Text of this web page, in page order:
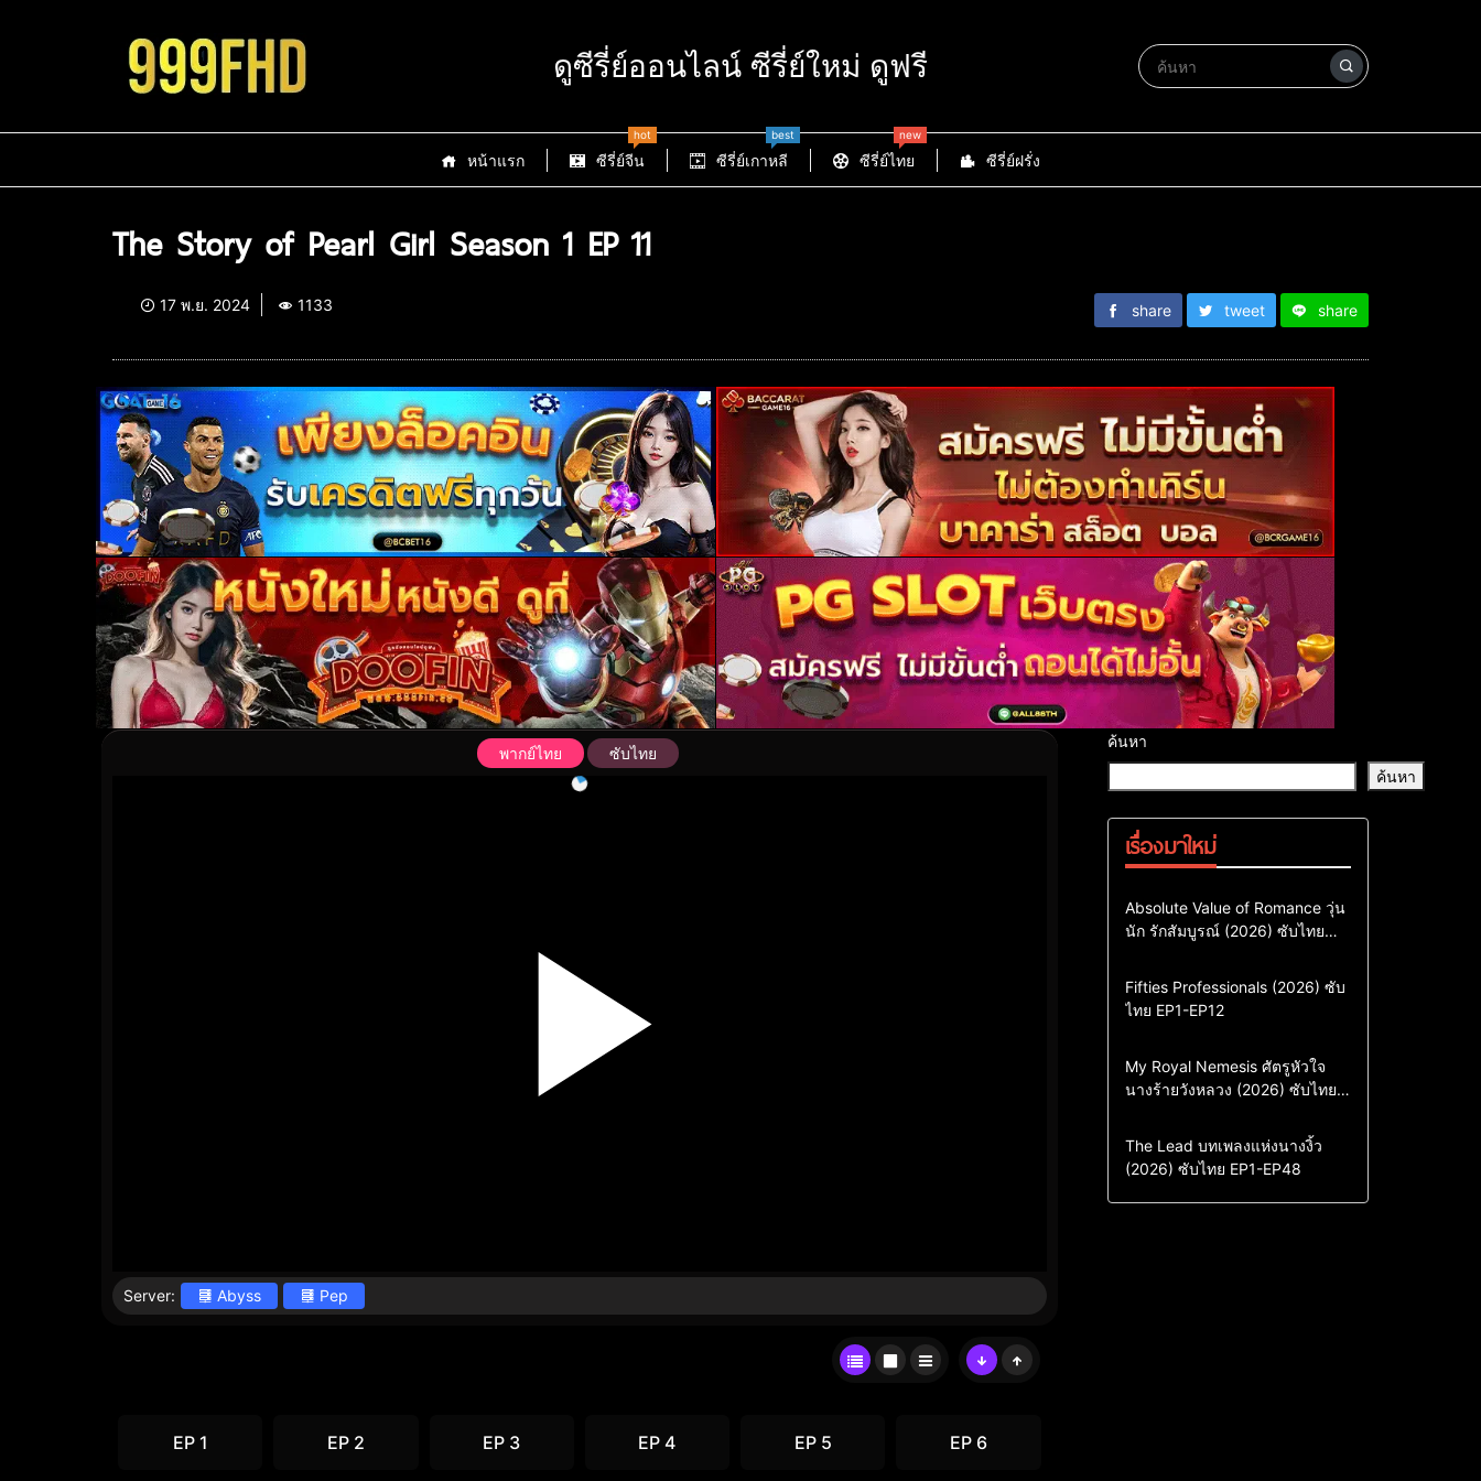
ดูซีรี่ย์ออนไลน์ ซีรี่ย์ใหม่ ดูฟรี
หน้าแรก ซีรี่ย์จีน
hot
ซีรี่ย์เกาหลี
best
ซีรี่ย์ไทย
new
ซีรี่ย์ฝรั่ง
The Story of Pearl Girl Season 1 EP 11
17 พ.ย. 2024 1133 share tweet share
พากย์ไทย ซับไทย
Server: Abyss Pep
EP 1 EP 2 EP 3 EP 4 EP 5 EP 6
ค้นหา
ค้นหา
เรื่องมาใหม่
Comedy Drama
ซีรี่ย์เกาหลี
ซีรี่ย์เกาหลีซับไทย
Absolute Value of Romance วุ่น
นัก รักสัมบูรณ์ (2026) ซับไทย
Action & Adventure
Comedy
Drama
ซีรี่ย์เกาหลี
Fifties Professionals (2026) ซับ
ไทย EP1-EP12
Comedy
Drama
Sci-Fi & Fantasy
ซีรี่ย์เกาหลี
My Royal Nemesis ศัตรูหัวใจ
นางร้ายวังหลวง (2026) ซับไทย
Drama
ซีรี่ย์จีน
ซีรี่ย์จีนซับไทย
The Lead บทเพลงแห่งนางงิ้ว
(2026) ซับไทย EP1-EP48